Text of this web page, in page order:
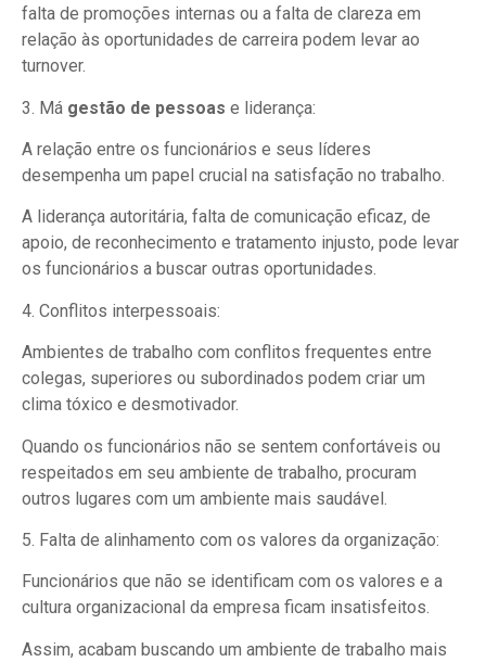
falta de promoções internas ou a falta de clareza em
relação às oportunidades de carreira podem levar ao
turnover.
3. Má gestão de pessoas e liderança:
A relação entre os funcionários e seus líderes
desempenha um papel crucial na satisfação no trabalho.
A liderança autoritária, falta de comunicação eficaz, de
apoio, de reconhecimento e tratamento injusto, pode levar
os funcionários a buscar outras oportunidades.
4. Conflitos interpessoais:
Ambientes de trabalho com conflitos frequentes entre
colegas, superiores ou subordinados podem criar um
clima tóxico e desmotivador.
Quando os funcionários não se sentem confortáveis ou
respeitados em seu ambiente de trabalho, procuram
outros lugares com um ambiente mais saudável.
5. Falta de alinhamento com os valores da organização:
Funcionários que não se identificam com os valores e a
cultura organizacional da empresa ficam insatisfeitos.
Assim, acabam buscando um ambiente de trabalho mais